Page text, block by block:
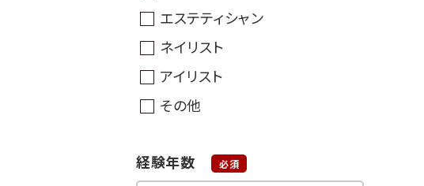
エステティシャン
ネイリスト
アイリスト
その他
経験年数 必須